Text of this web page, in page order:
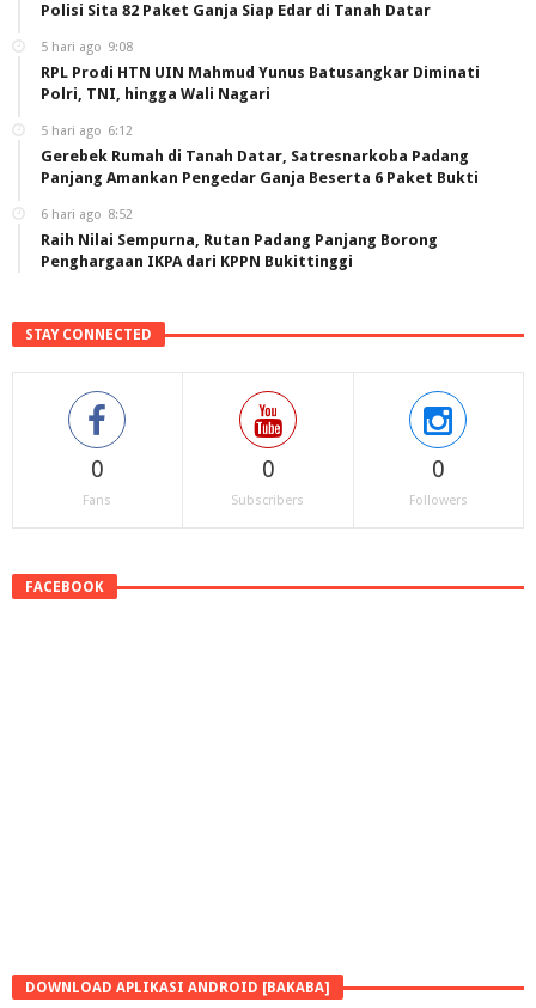
Polisi Sita 82 Paket Ganja Siap Edar di Tanah Datar
5 hari ago 9:08
RPL Prodi HTN UIN Mahmud Yunus Batusangkar Diminati
Polri, TNI, hingga Wali Nagari
5 hari ago 6:12
Gerebek Rumah di Tanah Datar, Satresnarkoba Padang
Panjang Amankan Pengedar Ganja Beserta 6 Paket Bukti
6 hari ago 8:52
Raih Nilai Sempurna, Rutan Padang Panjang Borong
Penghargaan IKPA dari KPPN Bukittinggi
STAY CONNECTED
0
Fans
0
Subscribers
0
Followers
FACEBOOK
DOWNLOAD APLIKASI ANDROID [BAKABA]